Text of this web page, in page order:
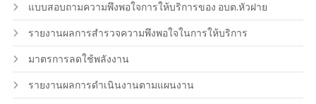
แบบสอบถามความพึงพอใจการให้บริการของ อบต.หัวฝาย
รายงานผลการสำรวจความพึงพอใจในการให้บริการ
มาตรการลดใช้พลังงาน
รายงานผลการดำเนินงานตามแผนงาน